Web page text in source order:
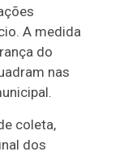
A medida
do
nas
coleta,
dos